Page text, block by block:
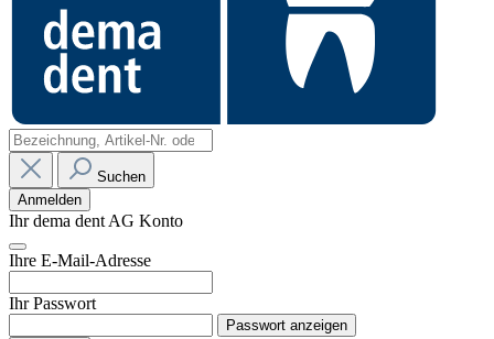
Suchen
Anmelden
Ihr dema dent AG Konto
Ihre E-Mail-Adresse
Ihr Passwort
Passwort anzeigen